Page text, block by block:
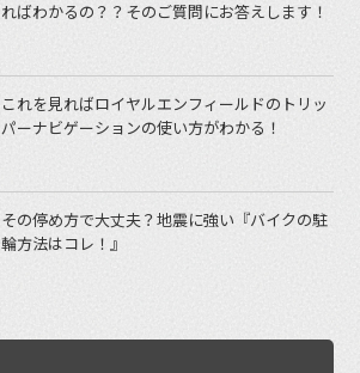
ればわかるの？？そのご質問にお答えします！
これを見ればロイヤルエンフィールドのトリッ
パーナビゲーションの使い方がわかる！
その停め方で大丈夫？地震に強い『バイクの駐
輪方法はコレ！』